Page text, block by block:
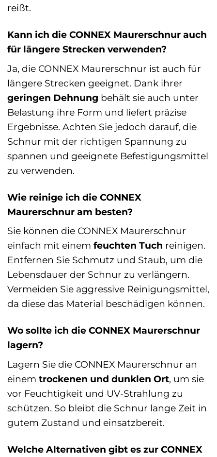
reißt.
Kann ich die CONNEX Maurerschnur auch
für längere Strecken verwenden?
Ja, die CONNEX Maurerschnur ist auch für
längere Strecken geeignet. Dank ihrer
geringen Dehnung behält sie auch unter
Belastung ihre Form und liefert präzise
Ergebnisse. Achten Sie jedoch darauf, die
Schnur mit der richtigen Spannung zu
spannen und geeignete Befestigungsmittel
zu verwenden.
Wie reinige ich die CONNEX
Maurerschnur am besten?
Sie können die CONNEX Maurerschnur
einfach mit einem feuchten Tuch reinigen.
Entfernen Sie Schmutz und Staub, um die
Lebensdauer der Schnur zu verlängern.
Vermeiden Sie aggressive Reinigungsmittel,
da diese das Material beschädigen können.
Wo sollte ich die CONNEX Maurerschnur
lagern?
Lagern Sie die CONNEX Maurerschnur an
einem trockenen und dunklen Ort, um sie
vor Feuchtigkeit und UV-Strahlung zu
schützen. So bleibt die Schnur lange Zeit in
gutem Zustand und einsatzbereit.
Welche Alternativen gibt es zur CONNEX